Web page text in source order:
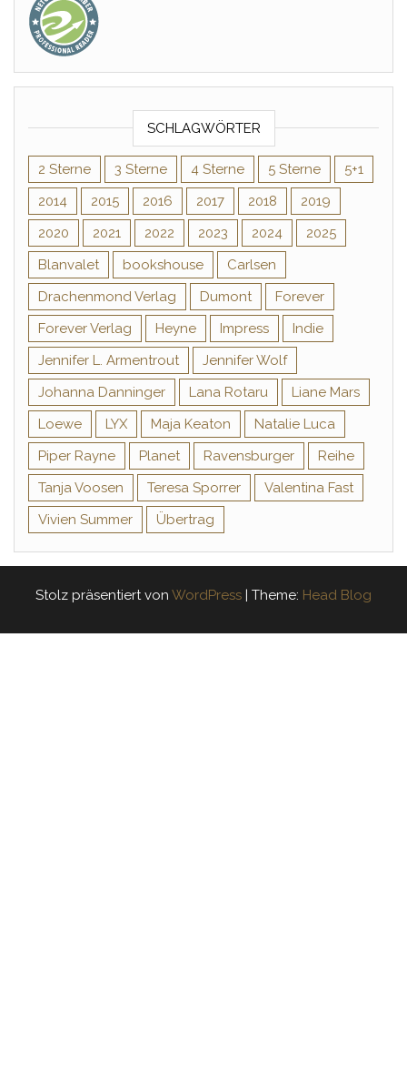
SCHLAGWÖRTER
2 Sterne 3 Sterne 4 Sterne 5 Sterne
5+1
2014
2015 2016 2017 2018
2019
2020
2021 2022 2023 2024
2025
Blanvalet
bookshouse
Carlsen
Drachenmond Verlag
Dumont
Forever
Forever Verlag
Heyne Impress
Indie
Jennifer L. Armentrout
Jennifer Wolf
Johanna Danninger
Lana Rotaru
Liane Mars
Loewe
LYX Maja Keaton
Natalie Luca
Piper Rayne
Planet Ravensburger
Reihe
Tanja Voosen
Teresa Sporrer
Valentina Fast
Vivien Summer
Übertrag
Stolz präsentiert von WordPress | Theme: Head Blog